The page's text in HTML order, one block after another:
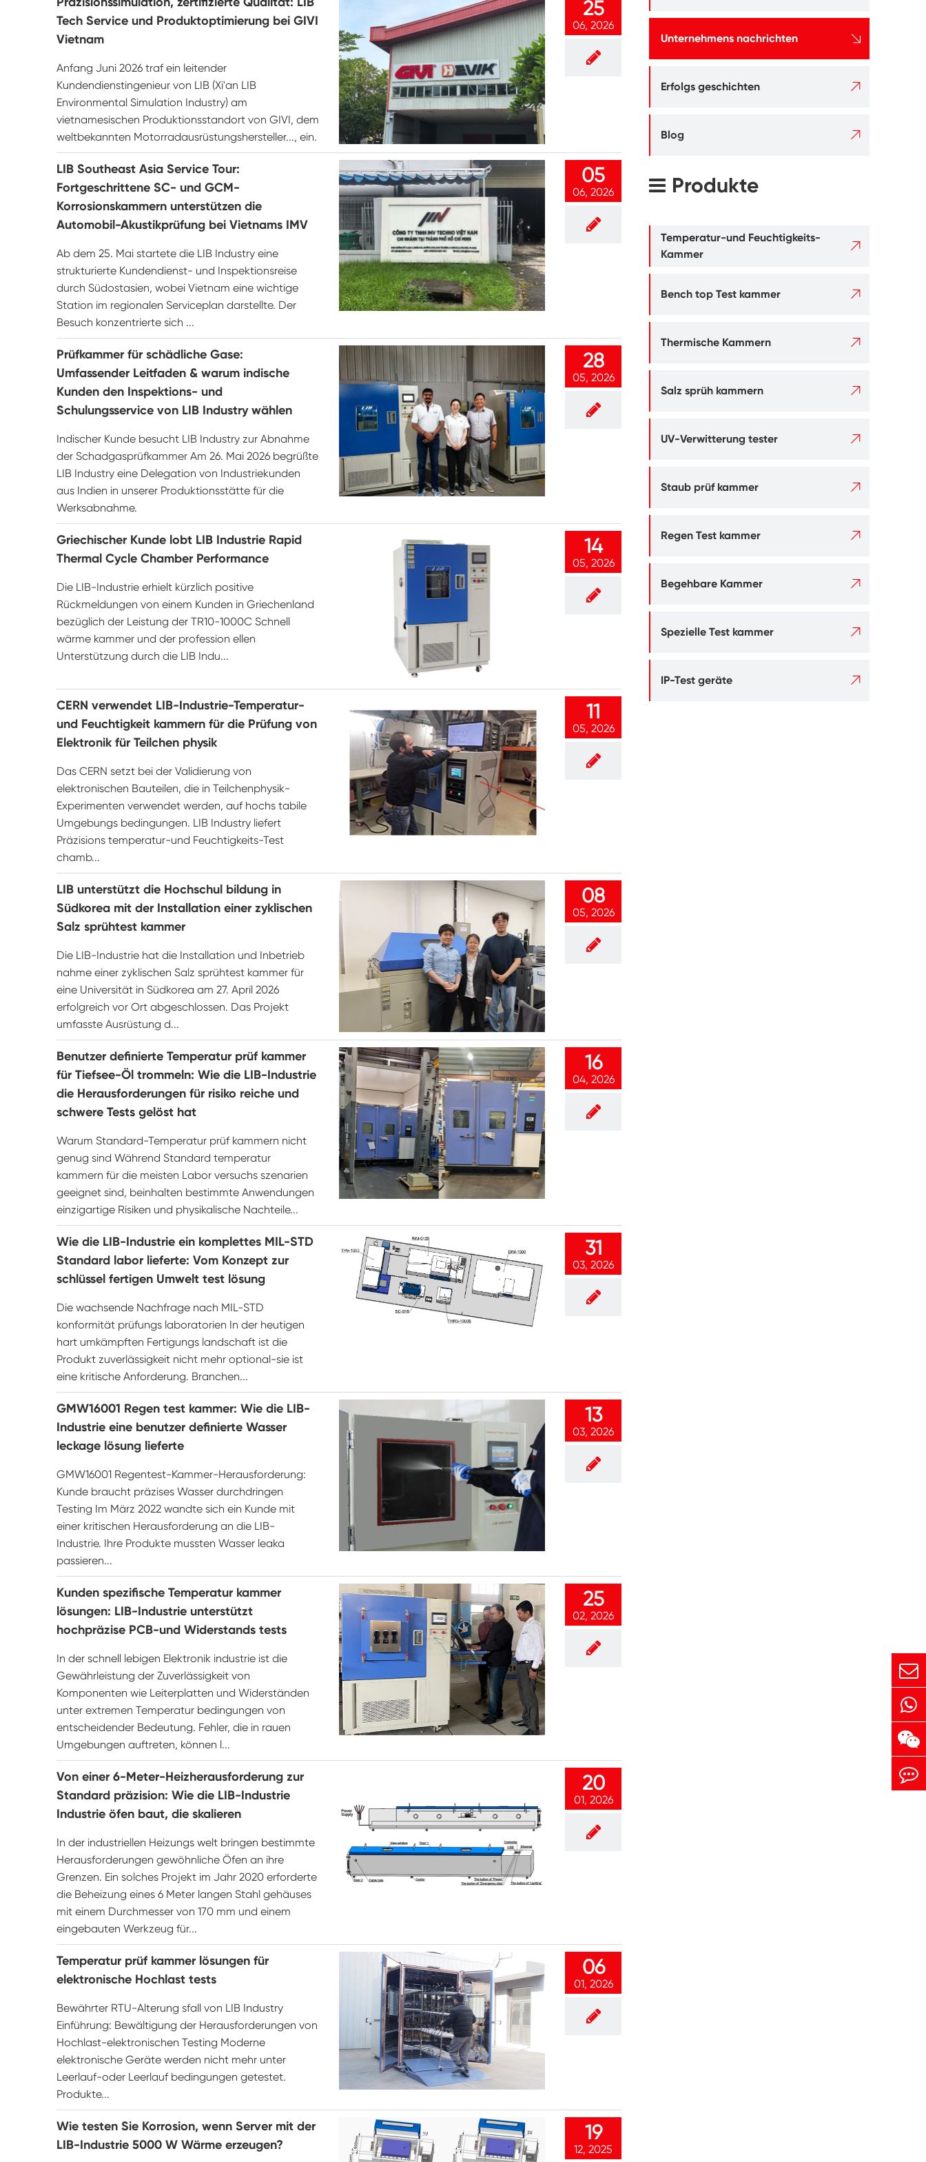
UV-Verwitterung tester
Staub prüf kammer
Regen Test kammer
Begehbare Kammer
IP-Test geräte
Luft feuchtigkeit kammer mit konstanter
Batterieprüfkammer
Umwelt kontrollierte Kammer
Thermische Luft feuchtigkeit Kammer
CO2-Klimakammer
Kryogene Kammer
Thermische Stabilitäts prüfmaschine
Feuchte Heiz kammer für PV-Module
Klima-und Temperatur prüf kammer
Heiße kalte Temperatur prüf kammer
Kammer für kalte Umwelt
Konstantes Klima kabinett
LV124 K-12 Temperatur-Schock-und
Spritzwasser-Test gerät
Explosions geschützte Batterie Thermische
Runaway-Kammer
Temperatur-Vibrations maschine
Industrie ofen für Batterien
Industrielle Gefrier kammer
Doppelte Tür benutzer definierte
Temperatur-Feuchtigkeits-Kammer
Heiße kalte Feuchtigkeits-Kammer
Kombinierte Salz sprüh-und Klima test
kammer
Temperatur- und Feuchtegesteuerte
Umweltkonditionierungseinheit
Temperatur-und Niederluftdruck-Prüf
kammer
Temperatur-Umwelt simulations kammer
Feuchtigkeits-Kammern
Vielseitige Umwelt prüfungs kammer
Luft feuchtigkeit Umwelt Prüf kammer
Konstante Temperatur kammer
PV-Umweltprüfkammer
Konstante Temperatur-und Feuchtigkeits-
Test-Kammer
Hydrolyse-Alterung prüfung Stabilitäts
kammer
Nass Wick für Feuchtigkeits-Test-Kammer
Luft feuchtigkeit Kammer
Höhen kammer
Klimaanlagen kammer mit negativer
Temperatur
Temperatur Luft feuchtigkeit Labor
klimatische Test kammer
Temperatur-Höhen-Kammer
Trocken ofen
PV-Panel-Prüfgeräte
Kalte Klima kammer
PV-Degradationstestkammer
Konditionierung kammer
Wärme kalte Feuchtigkeit kammer
Temperatur kammer
Reichweite-In der Umwelt kammer
Umwelt Stress Kammer
Unter Null Umwelt kammer
Ausrüstung für beschleunigte
Stabilitäts kammer
Konstanter Niedrig temperatur schrank
Feuchtigkeits-Gefrier-Test-Kammer
PV-Klimakammer
PV-Modul-Prüfkammer
PV-Prüf kammer
Labor prüf kammer
PV-Umweltkammer
Tech Service und Produktoptimierung bei GIVI
Vietnam
Anfang Juni 2026 traf ein leitender
Kundendienstingenieur von LIB (Xi'an LIB
Environmental Simulation Industry) am
vietnamesischen Produktionsstandort von GIVI, dem
weltbekannten Motorradausrüstungshersteller..., ein.
25
06, 2026
LIB Southeast Asia Service Tour:
Fortgeschrittene SC- und GCM-
Korrosionskammern unterstützen die
Automobil-Akustikprüfung bei Vietnams IMV
Ab dem 25. Mai startete die LIB Industry eine
strukturierte Kundendienst- und Inspektionsreise
durch Südostasien, wobei Vietnam eine wichtige
Station im regionalen Serviceplan darstellte. Der
Besuch konzentrierte sich ...
05
06, 2026
Prüfkammer für schädliche Gase:
Umfassender Leitfaden & warum indische
Kunden den Inspektions- und
Schulungsservice von LIB Industry wählen
Indischer Kunde besucht LIB Industry zur Abnahme
der Schadgasprüfkammer Am 26. Mai 2026 begrüßte
LIB Industry eine Delegation von Industriekunden
aus Indien in unserer Produktionsstätte für die
Werksabnahme.
28
05, 2026
Griechischer Kunde lobt LIB Industrie Rapid
Thermal Cycle Chamber Performance
Die LIB-Industrie erhielt kürzlich positive
Rückmeldungen von einem Kunden in Griechenland
bezüglich der Leistung der TR10-1000C Schnell
wärme kammer und der profession ellen
Unterstützung durch die LIB Indu...
14
05, 2026
CERN verwendet LIB-Industrie-Temperatur-
und Feuchtigkeit kammern für die Prüfung von
Elektronik für Teilchen physik
Das CERN setzt bei der Validierung von
elektronischen Bauteilen, die in Teilchenphysik-
Experimenten verwendet werden, auf hochs tabile
Umgebungs bedingungen. LIB Industry liefert
Präzisions temperatur-und Feuchtigkeits-Test
chamb...
11
05, 2026
LIB unterstützt die Hochschul bildung in
Südkorea mit der Installation einer zyklischen
Salz sprühtest kammer
Die LIB-Industrie hat die Installation und Inbetrieb
nahme einer zyklischen Salz sprühtest kammer für
eine Universität in Südkorea am 27. April 2026
erfolgreich vor Ort abgeschlossen. Das Projekt
umfasste Ausrüstung d...
08
05, 2026
Benutzer definierte Temperatur prüf kammer
für Tiefsee-Öl trommeln: Wie die LIB-Industrie
die Herausforderungen für risiko reiche und
schwere Tests gelöst hat
Warum Standard-Temperatur prüf kammern nicht
genug sind Während Standard temperatur
kammern für die meisten Labor versuchs szenarien
geeignet sind, beinhalten bestimmte Anwendungen
einzigartige Risiken und physikalische Nachteile...
16
04, 2026
Wie die LIB-Industrie ein komplettes MIL-STD
Standard labor lieferte: Vom Konzept zur
schlüssel fertigen Umwelt test lösung
Die wachsende Nachfrage nach MIL-STD
konformität prüfungs laboratorien In der heutigen
hart umkämpften Fertigungs landschaft ist die
Produkt zuverlässigkeit nicht mehr optional-sie ist
eine kritische Anforderung. Branchen...
31
03, 2026
GMW16001 Regen test kammer: Wie die LIB-
Industrie eine benutzer definierte Wasser
leckage lösung lieferte
GMW16001 Regentest-Kammer-Herausforderung:
Kunde braucht präzises Wasser durchdringen
Testing Im März 2022 wandte sich ein Kunde mit
einer kritischen Herausforderung an die LIB-
Industrie. Ihre Produkte mussten Wasser leaka
passieren...
13
03, 2026
Kunden spezifische Temperatur kammer
lösungen: LIB-Industrie unterstützt
hochpräzise PCB-und Widerstands tests
In der schnell lebigen Elektronik industrie ist die
Gewährleistung der Zuverlässigkeit von
Komponenten wie Leiterplatten und Widerständen
unter extremen Temperatur bedingungen von
entscheidender Bedeutung. Fehler, die in rauen
Umgebungen auftreten, können l...
25
02, 2026
Von einer 6-Meter-Heizherausforderung zur
Standard präzision: Wie die LIB-Industrie
Industrie öfen baut, die skalieren
In der industriellen Heizungs welt bringen bestimmte
Herausforderungen gewöhnliche Öfen an ihre
Grenzen. Ein solches Projekt im Jahr 2020 erforderte
die Beheizung eines 6 Meter langen Stahl gehäuses
mit einem Durchmesser von 170 mm und einem
eingebauten Werkzeug für...
20
01, 2026
Temperatur prüf kammer lösungen für
elektronische Hochlast tests
Bewährter RTU-Alterung sfall von LIB Industry
Einführung: Bewältigung der Herausforderungen von
Hochlast-elektronischen Testing Moderne
elektronische Geräte werden nicht mehr unter
Leerlauf-oder Leerlauf bedingungen getestet.
Produkte...
06
01, 2026
Wie testen Sie Korrosion, wenn Server mit der
LIB-Industrie 5000 W Wärme erzeugen?
19
12, 2025
Unternehmens nachrichten 
Erfolgs geschichten 
Blog 
Produkte
Temperatur-und Feuchtigkeits-
Kammer

Bench top Test kammer 
Thermische Kammern 
Salz sprüh kammern 
UV-Verwitterung tester 
Staub prüf kammer 
Regen Test kammer 
Begehbare Kammer 
Spezielle Test kammer 
IP-Test geräte 